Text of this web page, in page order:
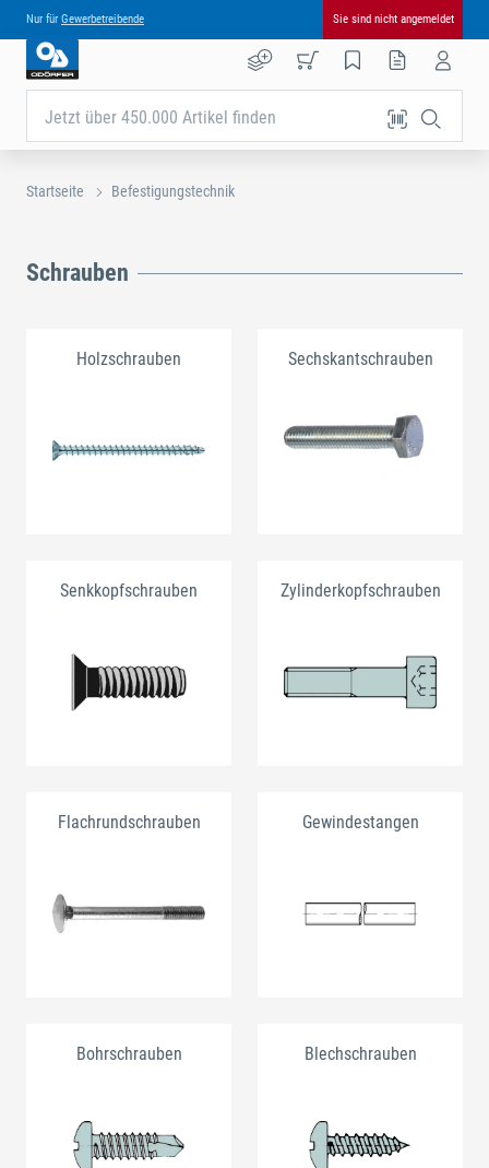
Nur für Gewerbetreibende Sie sind nicht angemeldet
Jetzt über 450.000 Artikel finden
Startseite Befestigungstechnik
Schrauben
Holzschrauben Sechskantschrauben
Senkkopfschrauben Zylinderkopfschrauben
Flachrundschrauben Gewindestangen
Bohrschrauben Blechschrauben